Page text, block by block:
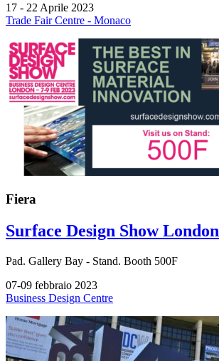
17 - 22 Aprile 2023
Trade Fair Centre - Monaco
Fiera
Surface Design Show London
Pad. Gallery Bay - Stand. Booth 500F
07-09 febbraio 2023
Business Design Centre